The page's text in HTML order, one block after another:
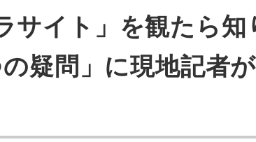
サイト」を観たら知
疑問」に現地記者が